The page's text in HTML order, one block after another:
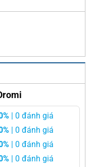
| 0 đánh giá
| 0 đánh giá
| 0 đánh giá
| 0 đánh giá